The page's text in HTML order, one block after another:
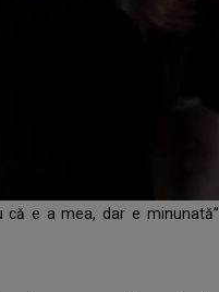
că e a mea, dar e minunată”